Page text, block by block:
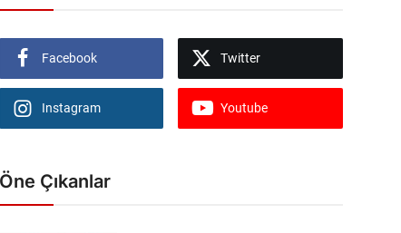
Facebook Twitter
Instagram Youtube
Öne Çıkanlar